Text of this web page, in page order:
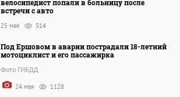
велосипедист попали в больницу после
встречи с авто
25 мая 514
Под Ершовом в аварии пострадали 18-летний
мотоциклист и его пассажирка
Фото ГИБДД
24 мая 1128